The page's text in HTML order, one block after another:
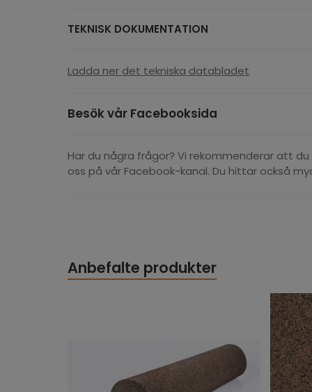
TEKNISK DOKUMENTATION
Ladda ner det tekniska databladet
Besök vår Facebooksida
Har du några frågor? Vi rekommenderar att
oss på vår Facebook-kanal. Du hittar också
Anbefalte produkter